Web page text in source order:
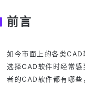
前言
如今市面上的各类
选择CAD软件时经常
者的CAD软件都有哪些